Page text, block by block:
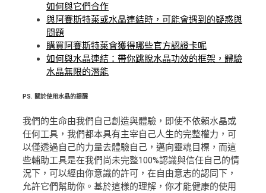
如何與它們合作
與阿賽斯特萊或水晶連結時，可能會遇到的疑惑與
問題
購買阿賽斯特萊會獲得哪些官方認證卡呢
如何與水晶連結：帶你跳脫水晶功效的框架，體驗
水晶無限的潛能
PS. 關於使用水晶的提醒
我們的生命由我們自己創造與體驗，即使不依賴水晶或
任何工具，我們都本具有主宰自己人生的完整權力，可
以僅透過自己的力量去體驗自己，邁向靈魂目標，而這
些輔助工具是在我們尚未完整100%認識與信任自己的情
況下，可以經由你意識的許可，在自由意志的認同下，
允許它們幫助你。基於這樣的理解，你才能健康的使用